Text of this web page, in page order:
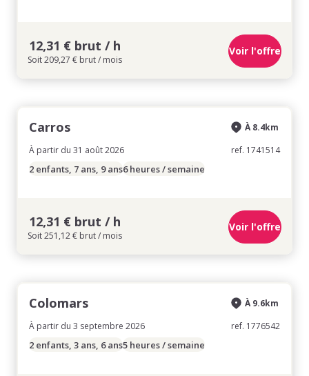
12,31 € brut / h
Soit 209,27 € brut / mois
Voir l'offre
Carros
À partir du 31 août 2026
À 8.4km
ref. 1741514
2 enfants, 7 ans, 9 ans6 heures / semaine
12,31 € brut / h
Soit 251,12 € brut / mois
Voir l'offre
Colomars
À partir du 3 septembre 2026
À 9.6km
ref. 1776542
2 enfants, 3 ans, 6 ans5 heures / semaine